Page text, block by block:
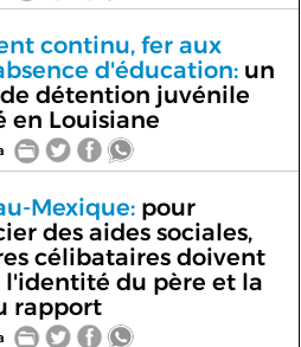
continu, fer aux
d'éducation:un
détention juvénile
en Louisiane
Mexique:pour
des aides sociales,
célibataires doivent
l'identité du père et la
rapport